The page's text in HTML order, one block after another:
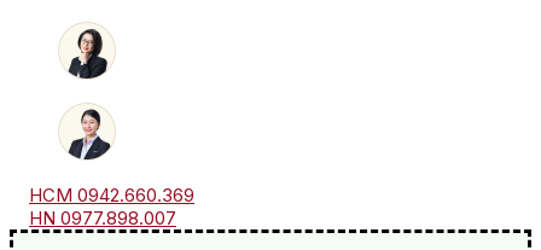
HCM 0942.660.369
HN 0977.898.007